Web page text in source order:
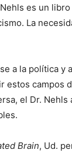
es un
La
a la política y
estos campos
el Dr.
Brain, Ud.